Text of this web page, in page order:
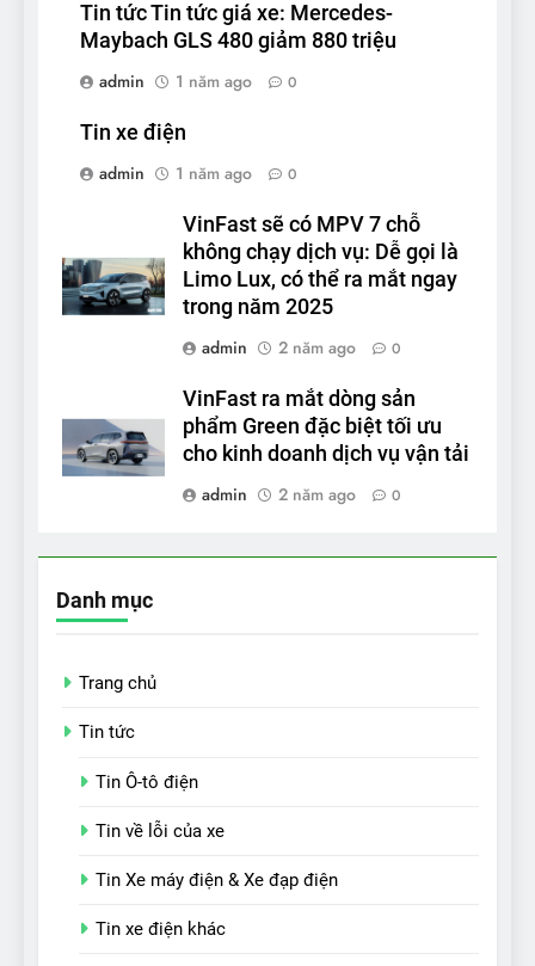
Tin tức Tin tức giá xe: Mercedes-
Maybach GLS 480 giảm 880 triệu
admin
1 năm ago 0
Tin xe điện
admin
1 năm ago 0
VinFast sẽ có MPV 7 chỗ
không chạy dịch vụ: Dễ gọi là
Limo Lux, có thể ra mắt ngay
trong năm 2025
admin
2 năm ago 0
VinFast ra mắt dòng sản
phẩm Green đặc biệt tối ưu
cho kinh doanh dịch vụ vận tải
admin
2 năm ago 0
Danh mục
Trang chủ
Tin tức
Tin Ô-tô điện
Tin về lỗi của xe
Tin Xe máy điện & Xe đạp điện
Tin xe điện khác